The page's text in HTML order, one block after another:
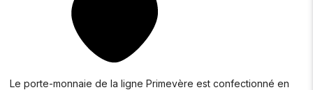
Le porte-monnaie de la ligne Primevère est confectionné en